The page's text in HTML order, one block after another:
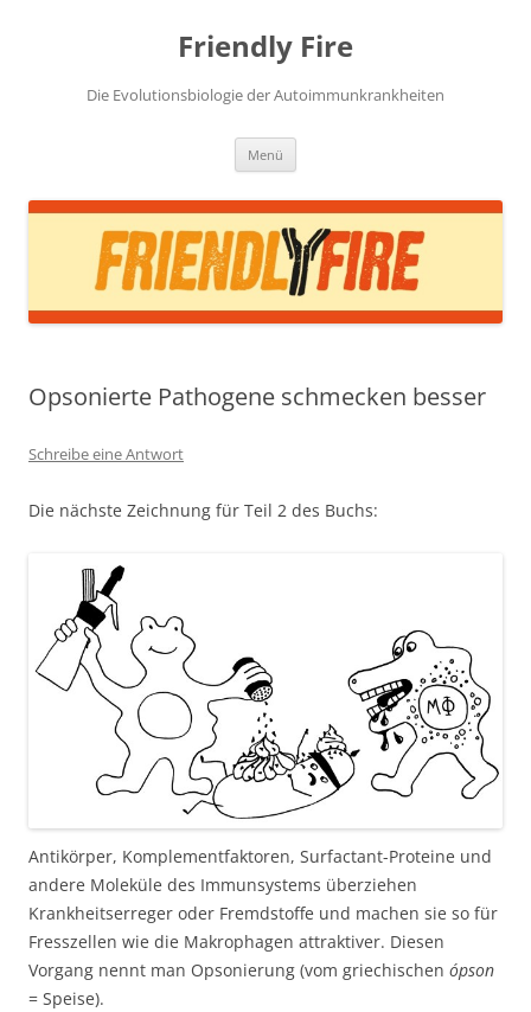
Friendly Fire
Die Evolutionsbiologie der Autoimmunkrankheiten
Menü
Opsonierte Pathogene schmecken besser
Schreibe eine Antwort
Die nächste Zeichnung für Teil 2 des Buchs:
Antikörper, Komplementfaktoren, Surfactant-Proteine und
andere Moleküle des Immunsystems überziehen
Krankheitserreger oder Fremdstoffe und machen sie so für
Fresszellen wie die Makrophagen attraktiver. Diesen
Vorgang nennt man Opsonierung (vom griechischen ópson
= Speise).